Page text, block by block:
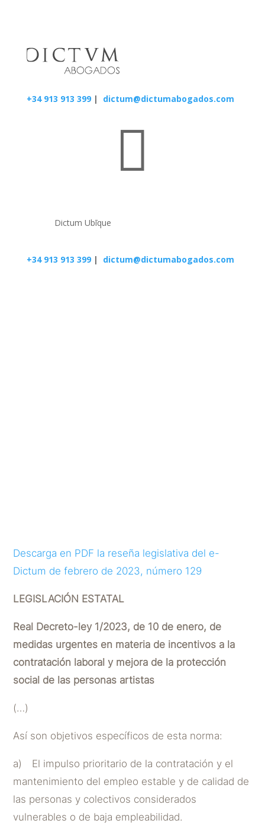
+34 913 913 399| dictum@dictumabogados.com

Dictum Ubīque
+34 913 913 399| dictum@dictumabogados.com
Descarga en PDF la reseña legislativa del e-
Dictum de febrero de 2023, número 129
LEGISLACIÓN ESTATAL
Real Decreto-ley 1/2023, de 10 de enero, de
medidas urgentes en materia de incentivos a la
contratación laboral y mejora de la protección
social de las personas artistas
(…)
Así son objetivos específicos de esta norma:
a) El impulso prioritario de la contratación y el
mantenimiento del empleo estable y de calidad de
las personas y colectivos considerados
vulnerables o de baja empleabilidad.